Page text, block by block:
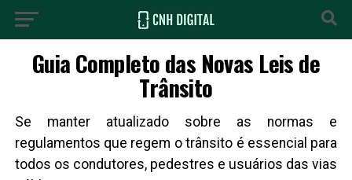
Guia Completo das Novas Leis de
Trânsito
Se manter atualizado sobre as normas e
regulamentos que regem o trânsito é essencial para
todos os condutores, pedestres e usuários das vias